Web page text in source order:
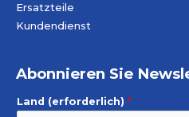
Ersatzteile
Kundendienst
Abonnieren Sie
Land (erforderlich) *